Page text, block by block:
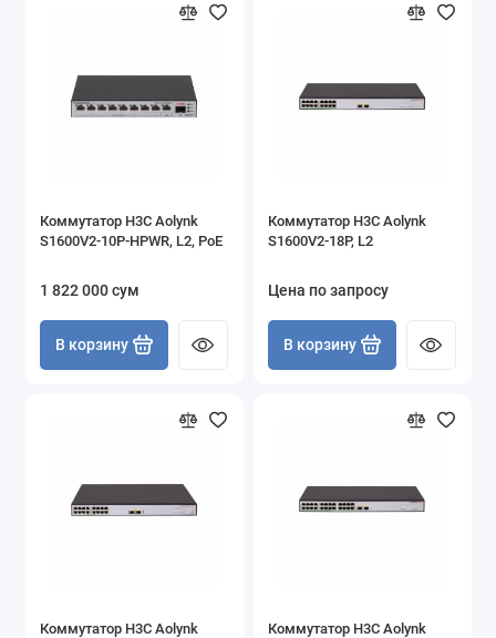
Коммутатор H3C Aolynk
S1600V2-10P-HPWR, L2, PoE
1 822 000 сум
В корзину
Коммутатор H3C Aolynk
S1600V2-18P, L2
Цена по запросу
В корзину
Коммутатор H3C Aolynk Коммутатор H3C Aolynk